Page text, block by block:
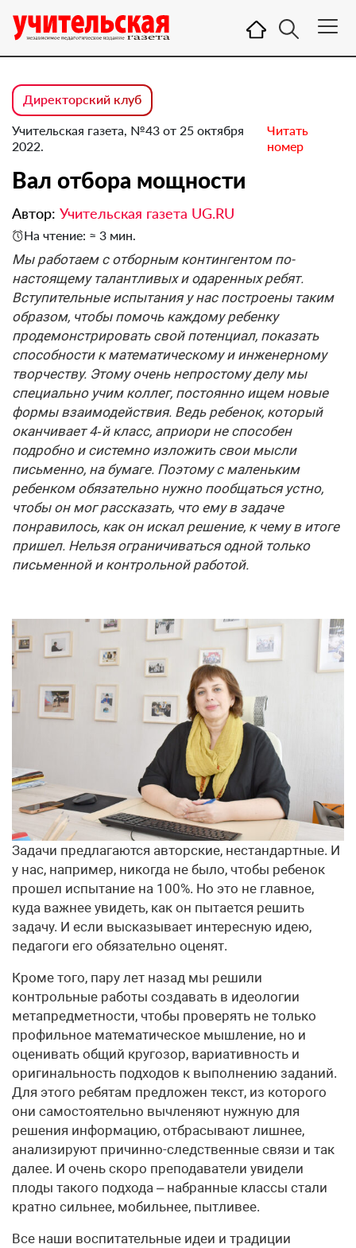
Директорский клуб
Учительская газета, №43 от 25 октября
2022.
Читать
номер
Вал отбора мощности
Автор: Учительская газета UG.RU
На чтение: ≈ 3 мин.
Мы работаем с отборным контингентом по-
настоящему талантливых и одаренных ребят.
Вступительные испытания у нас построены таким
образом, чтобы помочь каждому ребенку
продемонстрировать свой потенциал, показать
способности к математическому и инженерному
творчеству. Этому очень непростому делу мы
специально учим коллег, постоянно ищем новые
формы взаимодействия. Ведь ребенок, который
оканчивает 4‑й класс, априори не способен
подробно и системно изложить свои мысли
письменно, на бумаге. Поэтому с маленьким
ребенком обязательно нужно пообщаться устно,
чтобы он мог рассказать, что ему в задаче
понравилось, как он искал решение, к чему в итоге
пришел. Нельзя ограничиваться одной только
письменной и контрольной работой.
Задачи предлагаются авторские, нестандартные. И
у нас, например, никогда не было, чтобы ребенок
прошел испытание на 100%. Но это не главное,
куда важнее увидеть, как он пытается решить
задачу. И если высказывает интересную идею,
педагоги его обязательно оценят.
Кроме того, пару лет назад мы решили
контрольные работы создавать в идеологии
метапредметности, чтобы проверять не только
профильное математическое мышление, но и
оценивать общий кругозор, вариативность и
оригинальность подходов к выполнению заданий.
Для этого ребятам предложен текст, из которого
они самостоятельно вычленяют нужную для
решения информацию, отбрасывают лишнее,
анализируют причинно-следственные связи и так
далее. И очень скоро преподаватели увидели
плоды такого подхода – набранные классы стали
кратно сильнее, мобильнее, пытливее.
Все наши воспитательные идеи и традиции